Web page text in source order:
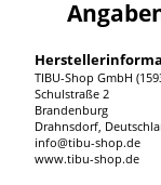
TIBU-Shop GmbH
Schulstraße 2
Brandenburg
Drahnsdorf,
info@tibu-shop.de
www.tibu-shop.de